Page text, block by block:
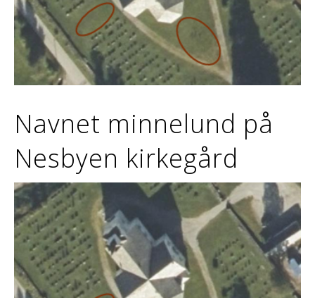
Navnet minnelund på
Nesbyen kirkegård